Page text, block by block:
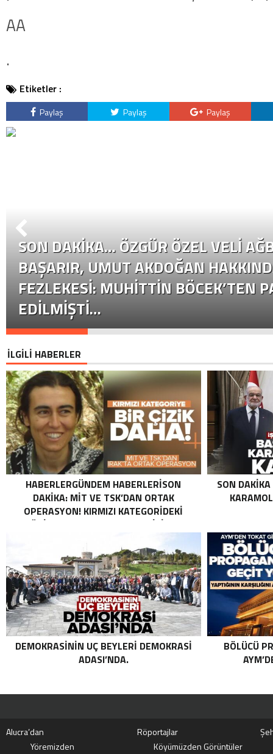
AA
.
Etiketler :
Paylaş Paylaş Paylaş
SON DAKİKA… ÖZGÜR ÖZEL VELI
BAŞARIR, UMUT AKDOĞAN
FEZLEKESI: MUHITTIN BÖCEK’TEN
EDILMIŞTI…
İLGİLİ HABERLER
HABERLERGÜNDEM HABERLERISON
DAKIKA: MİT VE TSK’DAN ORTAK
OPERASYON! KIRMIZI KATEGORIDEKI
TERÖRIST NAZLI TAŞPINAR ETKISIZ HALE
ORTAK OPERASYON! KIRMIZI
KATEGORIDEKI TERÖRIST NAZLI
TAŞPINAR ETKISIZ HALE GETIRILDI .
SON
DEMOKRASININ UÇ BEYLERI DEMOKRASI
ADASI’NDA.
BÖLÜCÜ
Alucra’dan Röportajlar
Yöremizden
Köyümüzden Görüntüler